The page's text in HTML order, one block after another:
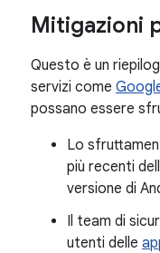
Mitigazioni
Questo è un
servizi come
possano essere
Lo
più recenti
versione di
Il team di
utenti delle